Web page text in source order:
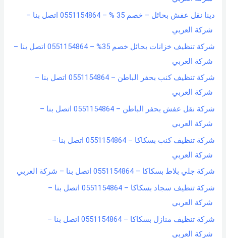
دينا نقل عفش بحائل – خصم 35 % – 0551154864 اتصل بنا –
شركة العربي
شركة تنظيف خزانات بحائل خصم 35% – 0551154864 اتصل بنا –
شركة العربي
شركة تنظيف كنب بحفر الباطن – 0551154864 اتصل بنا –
شركة العربي
شركة نقل عفش بحفر الباطن – 0551154864 اتصل بنا –
شركة العربي
شركة تنظيف كنب بسكاكا – 0551154864 اتصل بنا –
شركة العربي
شركة جلي بلاط بسكاكا – 0551154864 اتصل بنا – شركة العربي
شركة تنظيف سجاد بسكاكا – 0551154864 اتصل بنا –
شركة العربي
شركة تنظيف منازل بسكاكا – 0551154864 اتصل بنا –
شركة العربي